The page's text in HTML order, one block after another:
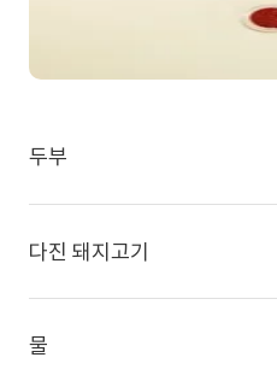
두부
다진 돼지고기
물